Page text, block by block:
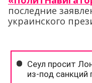
последние
украинского